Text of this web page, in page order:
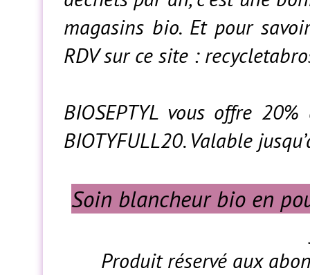
magasins bio. Et pour
RDV sur ce site :
BIOSEPTYL vous offre
BIOTYFULL20. Valable
Soin blancheur bio en
Produit réservé aux